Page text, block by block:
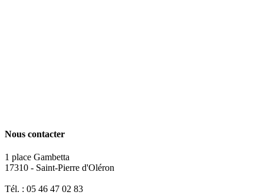
Nous contacter
1 place Gambetta
17310 - Saint-Pierre d'Oléron
Tél. : 05 46 47 02 83